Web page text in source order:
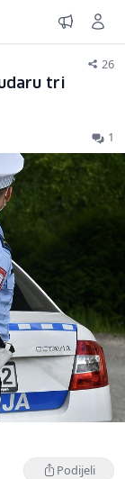
26
tri
1
Podijeli